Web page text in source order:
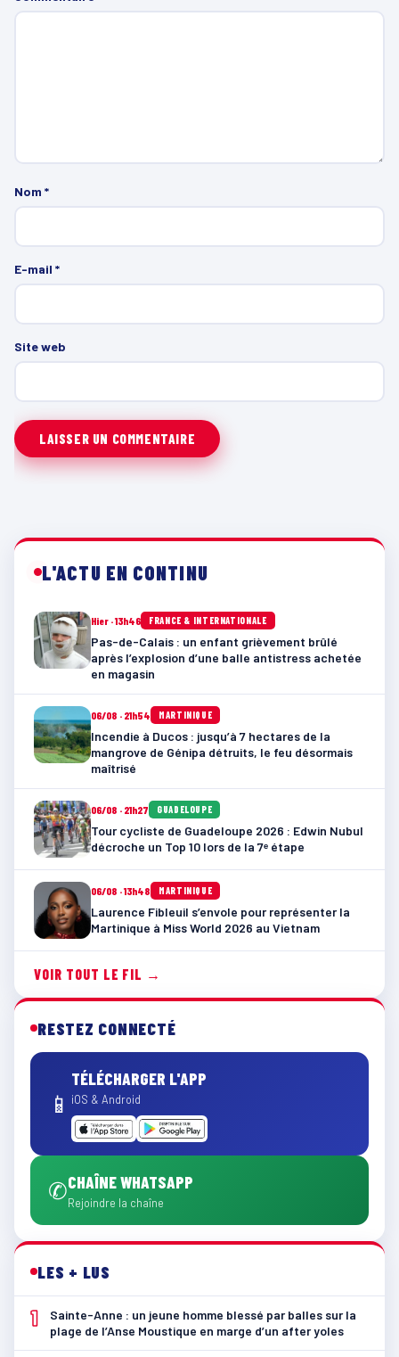
Nom *
E-mail *
Site web
L'ACTU EN CONTINU
Hier · 13h46 FRANCE & INTERNATIONALE
Pas-de-Calais : un enfant grièvement brûlé
après l’explosion d’une balle antistress achetée
en magasin
06/08 · 21h54 MARTINIQUE
Incendie à Ducos : jusqu’à 7 hectares de la
mangrove de Génipa détruits, le feu désormais
maîtrisé
06/08 · 21h27 GUADELOUPE
Tour cycliste de Guadeloupe 2026 : Edwin Nubul
décroche un Top 10 lors de la 7ᵉ étape
06/08 · 13h48 MARTINIQUE
Laurence Fibleuil s’envole pour représenter la
Martinique à Miss World 2026 au Vietnam
VOIR TOUT LE FIL →
RESTEZ CONNECTÉ
📱
TÉLÉCHARGER L'APP
iOS & Android
✆CHAÎNE WHATSAPP
Rejoindre la chaîne
LES + LUS
1
Sainte-Anne : un jeune homme blessé par balles sur la
plage de l’Anse Moustique en marge d’un after yoles